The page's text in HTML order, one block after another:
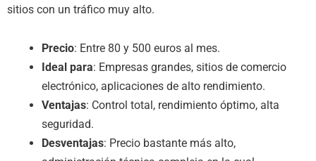
sitios con un tráfico muy alto.
Precio: Entre 80 y 500 euros al mes.
Ideal para: Empresas grandes, sitios de comercio
electrónico, aplicaciones de alto rendimiento.
Ventajas: Control total, rendimiento óptimo, alta
seguridad.
Desventajas: Precio bastante más alto,